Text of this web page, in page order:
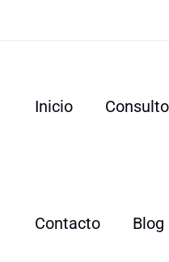
Inicio
Contacto Blog